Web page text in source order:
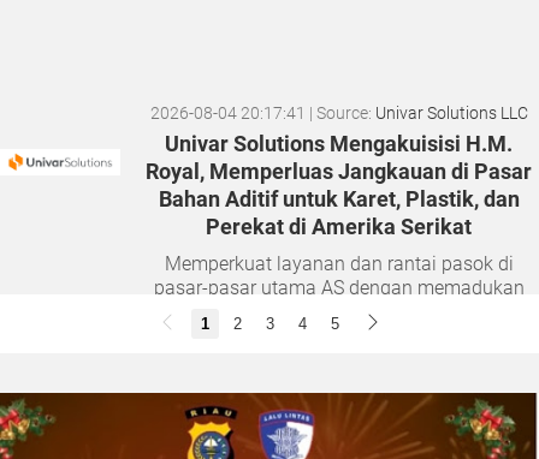
2026-08-04 20:17:41 | Source: Univar Solutions LLC
Univar Solutions Mengakuisisi H.M.
Royal, Memperluas Jangkauan di Pasar
Bahan Aditif untuk Karet, Plastik, dan
Perekat di Amerika Serikat
Memperkuat layanan dan rantai pasok di
pasar-pasar utama AS dengan memadukan
satu abad keahlian teknis dan hubungan
pelanggan yang dilandasi kepercayaan
1 2 3 4 5